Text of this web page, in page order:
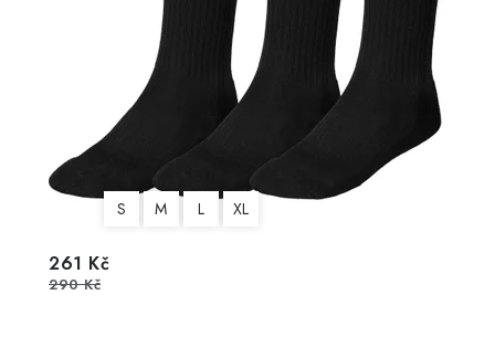
S M L XL
261 Kč
290 Kč